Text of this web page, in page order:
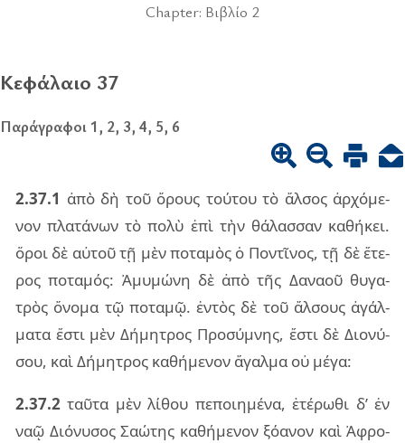
Chapter: Βιβλίο 2
Κεφάλαιο 37
Παράγραφοι 1, 2, 3, 4, 5, 6
2.37.1 ἀπὸ δὴ τοῦ ὄρους τού­του τὸ ἄλ­σος ἀρ­χό­με­
νον πλα­τά­νων τὸ πολὺ ἐπὶ τὴν θά­λασ­σαν κα­θή­κει.
ὅροι δὲ αὐ­τοῦ τῇ μὲν πο­τα­μὸς ὁ Πον­τῖ­νος, τῇ δὲ ἕτε­
ρος πο­τα­μός: Ἀμυ­μώ­νη δὲ ἀπὸ τῆς Δανα­οῦ θυ­γα­
τρὸς ὄνο­μα τῷ πο­τα­μῷ. ἐν­τὸς δὲ τοῦ ἄλ­σους ἀγάλ­
μα­τα ἔστι μὲν Δήμη­τρος Προ­σύ­μνης, ἔστι δὲ Διο­νύ­
σου, καὶ Δήμη­τρος κα­θή­με­νον ἄγαλ­μα οὐ μέγα:
2.37.2 ταῦ­τα μὲν λί­θου πε­ποι­η­μέ­να, ἑτέ­ρω­θι δ’ ἐν
ναῷ Διό­νυ­σος Σαώ­της κα­θή­με­νον ξό­α­νον καὶ Ἀφρο­